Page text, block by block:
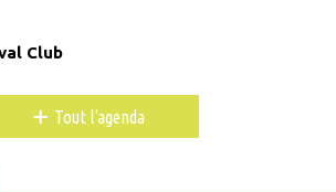
Club
+ Tout l'agenda